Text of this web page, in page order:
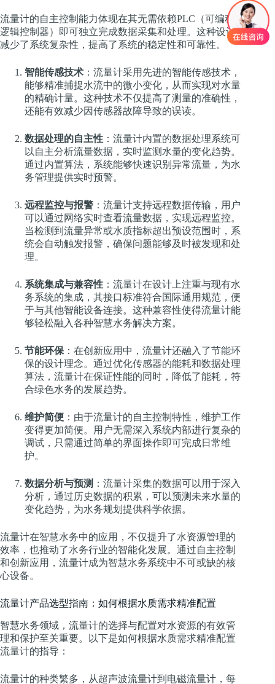
流量计的自主控制能力体现在其无需依赖PLC（可编程
逻辑控制器）即可独立完成数据采集和处理。这种设计
减少了系统复杂性，提高了系统的稳定性和可靠性。
智能传感技术 ：流量计采用先进的智能传感技术，
能够精准捕捉水流中的微小变化，从而实现对水量
的精确计量。这种技术不仅提高了测量的准确性，
还能有效减少因传感器故障导致的误读。
数据处理的自主性 ：流量计内置的数据处理系统可
以自主分析流量数据，实时监测水量的变化趋势。
通过内置算法，系统能够快速识别异常流量，为水
务管理提供实时预警。
远程监控与报警 ：流量计支持远程数据传输，用户
可以通过网络实时查看流量数据，实现远程监控。
当检测到流量异常或水质指标超出预设范围时，系
统会自动触发报警，确保问题能够及时被发现和处
理。
系统集成与兼容性 ：流量计在设计上注重与现有水
务系统的集成，其接口标准符合国际通用规范，便
于与其他智能设备连接。这种兼容性使得流量计能
够轻松融入各种智慧水务解决方案。
节能环保 ：在创新应用中，流量计还融入了节能环
保的设计理念。通过优化传感器的能耗和数据处理
算法，流量计在保证性能的同时，降低了能耗，符
合绿色水务的发展趋势。
维护简便 ：由于流量计的自主控制特性，维护工作
变得更加简便。用户无需深入系统内部进行复杂的
调试，只需通过简单的界面操作即可完成日常维
护。
数据分析与预测 ：流量计采集的数据可以用于深入
分析，通过历史数据的积累，可以预测未来水量的
变化趋势，为水务规划提供科学依据。
流量计在智慧水务中的应用，不仅提升了水资源管理的
效率，也推动了水务行业的智能化发展。通过自主控制
和创新应用，流量计成为智慧水务系统中不可或缺的核
心设备。
流量计产品选型指南：如何根据水质需求精准配置
智慧水务领域，流量计的选择与配置对水资源的有效管
理和保护至关重要。以下是如何根据水质需求精准配置
流量计的指导：
流量计的种类繁多，从超声波流量计到电磁流量计，每